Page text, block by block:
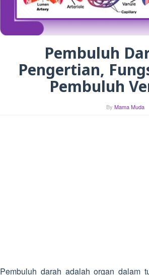
Pembuluh
Pengertian,
Pembuluh
By Mama Muda
Pembuluh darah adalah organ dalam